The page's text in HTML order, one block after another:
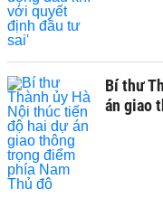
Bí thư
án giao